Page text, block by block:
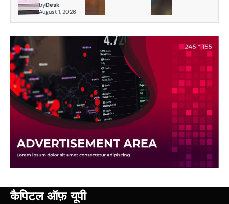
byDesk
August 1, 2026
कैपिटल ऑफ़ यूपी